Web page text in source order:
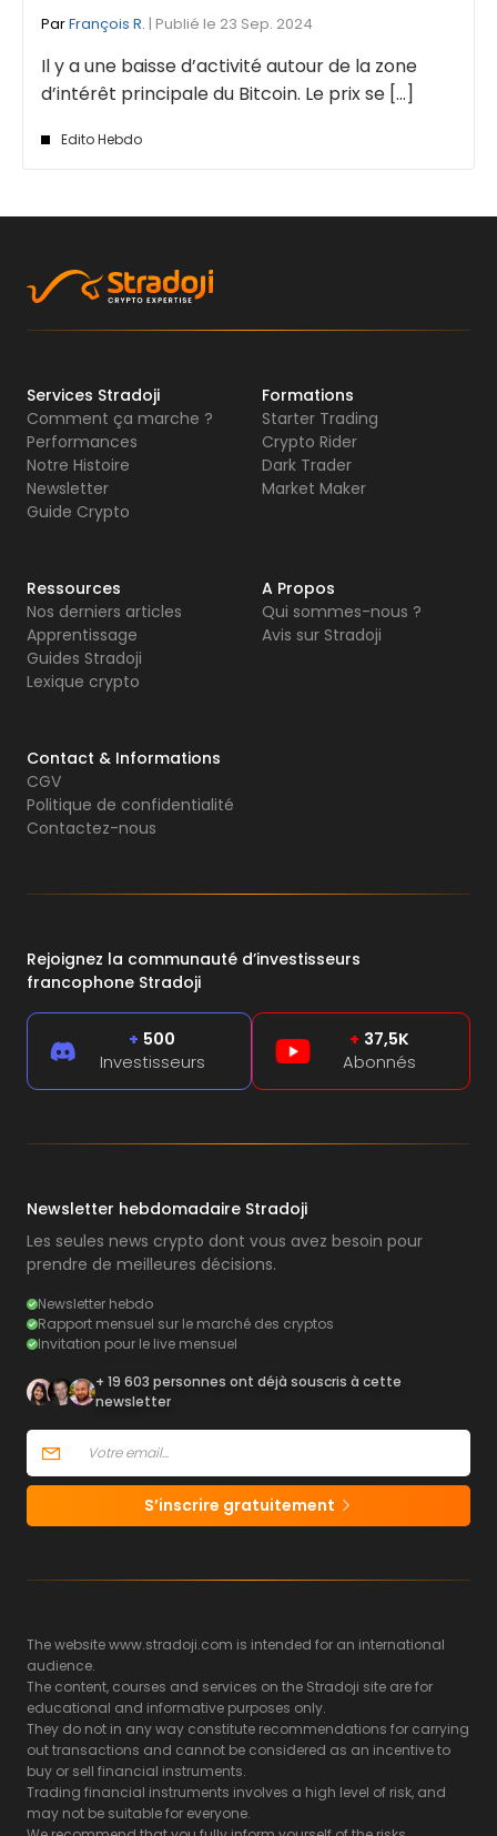
ParFrançois R. | Publié le 23 Sep. 2024
Il y a une baisse d’activité autour de la zone
d’intérêt principale du Bitcoin. Le prix se [...]
Edito Hebdo
Services Stradoji
Comment ça marche ?
Performances
Notre Histoire
Newsletter
Guide Crypto
Formations
Starter Trading
Crypto Rider
Dark Trader
Market Maker
Ressources
Nos derniers articles
Apprentissage
Guides Stradoji
Lexique crypto
A Propos
Qui sommes-nous ?
Avis sur Stradoji
Contact & Informations
CGV
Politique de confidentialité
Contactez-nous
Rejoignez la communauté d’investisseurs
francophone Stradoji
+ 500
Investisseurs
+ 37,5K
Abonnés
Newsletter hebdomadaire Stradoji
Les seules news crypto dont vous avez besoin pour
prendre de meilleures décisions.
Newsletter hebdo
Rapport mensuel sur le marché des cryptos
Invitation pour le live mensuel
+ 19 603 personnes ont déjà souscris à cette
newsletter
S’inscrire gratuitement
The website www.stradoji.com is intended for an international
audience.
The content, courses and services on the Stradoji site are for
educational and informative purposes only.
They do not in any way constitute recommendations for carrying
out transactions and cannot be considered as an incentive to
buy or sell financial instruments.
Trading financial instruments involves a high level of risk, and
may not be suitable for everyone.